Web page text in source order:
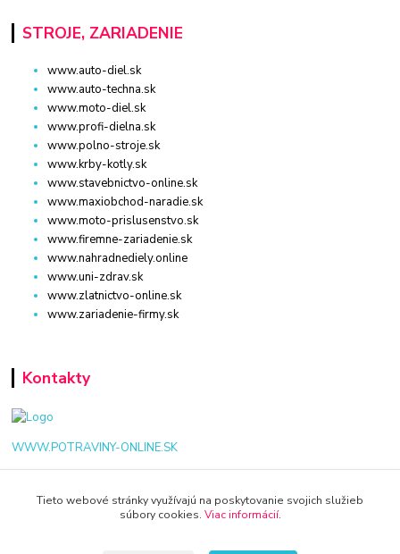
STROJE, ZARIADENIE
www.auto-diel.sk
www.auto-techna.sk
www.moto-diel.sk
www.profi-dielna.sk
www.polno-stroje.sk
www.krby-kotly.sk
www.stavebnictvo-online.sk
www.maxiobchod-naradie.sk
www.moto-prislusenstvo.sk
www.firemne-zariadenie.sk
www.nahradnediely.online
www.uni-zdrav.sk
www.zlatnictvo-online.sk
www.zariadenie-firmy.sk
Kontakty
WWW.POTRAVINY-ONLINE.SK
+421 940 949 000
Tieto webové stránky využívajú na poskytovanie svojich služieb
súbory cookies. Viac informácií.